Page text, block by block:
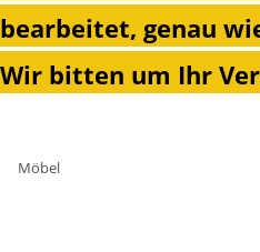
bearbeitet, genau
Wir bitten um Ihr
Möbel